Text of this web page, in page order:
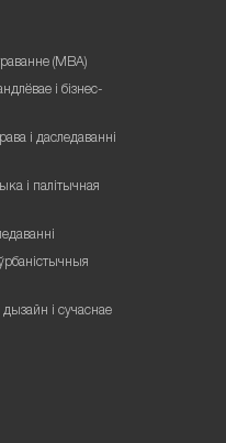
(MBA)
і бізнес-
і даследаванні
і палітычная
і сучаснае